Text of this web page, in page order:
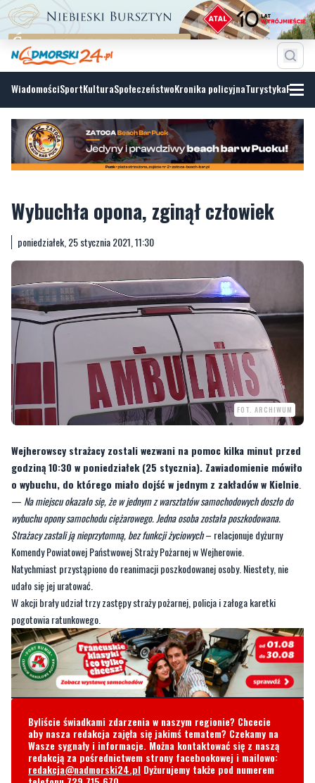
WiadomościSportKulturaSpołeczeństwoKronika policyjnaTurystyka
Wybuchła opona, zginął człowiek
FOT. ARCHIWUM
Wejherowscy strażacy zostali wezwani na pomoc kilka minut przed
godziną 10:30 w poniedziałek (25 stycznia). Zawiadomienie mówiło
—Na miejscu okazało się, że w jednym z warsztatów samochodowych doszło do
wybuchu opony samochodu ciężarowego. Jedna osoba została poszkodowana.
Strażacy zastali ją nieprzytomną, bez funkcji życiowych– relacjonuje dyżurny
Komendy Powiatowej Państwowej Straży Pożarnej w Wejherowie.
Natychmiast przystąpiono do reanimacji poszkodowanej osoby. Niestety, nie
udało się jej uratować.
W akcji brały udział trzy zastępy straży pożarnej, policja i załoga karetki
pogotowia ratunkowego.
Byliście świadkami zdarzenia w naszym regionie? Chcecie
aby nasza redakcja zajęła się jakimś tematem? Czekamy na
Wasze sygnały i informacje. Można kontaktować się z naszą
redakcja@nadmorski24.plDyżurujemy także pod numerem
telefonu729 715 670.